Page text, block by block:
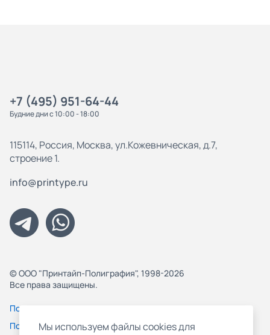
+7 (495) 951-64-44
Будние дни с 10:00 - 18:00
115114, Россия, Москва, ул.Кожевническая, д.7,
строение 1.
info@printype.ru
© ООО "Принтайп-Полиграфия", 1998-2026
Все права защищены.
Политика конфиденциальности
Пользовательское соглашение
Мы используем файлы cookies для